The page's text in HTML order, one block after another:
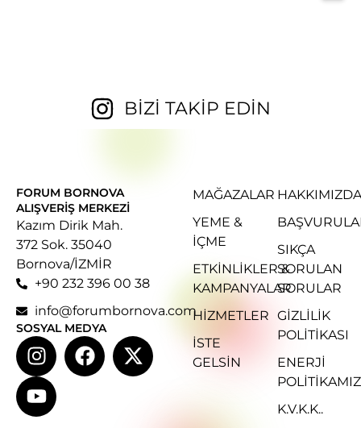
BİZİ TAKİP EDİN
FORUM BORNOVA
ALIŞVERIŞ MERKEZI
Kazım Dirik Mah.
372 Sok. 35040
Bornova/İZMİR
+90 232 396 00 38
info@forumbornova.com
SOSYAL MEDYA
MAĞAZALAR
YEME &
İÇME
ETKINLIKLER &
KAMPANYALAR
HIZMETLER
İSTE
GELSIN
HAKKIMIZDA
SIKÇA
SORULAN
SORULAR
GIZLILIK
POLITIKASI
ENERJI
POLITIKAMIZ
K.V.K.K..